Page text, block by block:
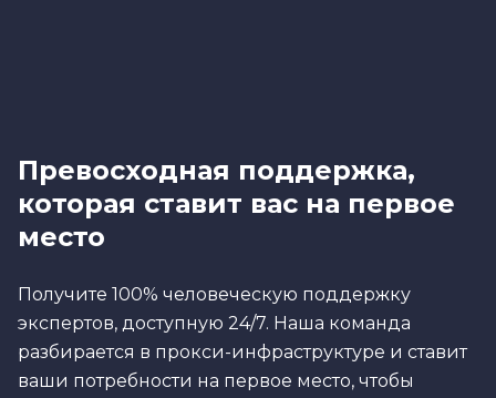
Превосходная поддержка,
которая ставит вас на первое
место
Получите 100% человеческую поддержку
экспертов, доступную 24/7. Наша команда
разбирается в прокси-инфраструктуре и ставит
ваши потребности на первое место, чтобы